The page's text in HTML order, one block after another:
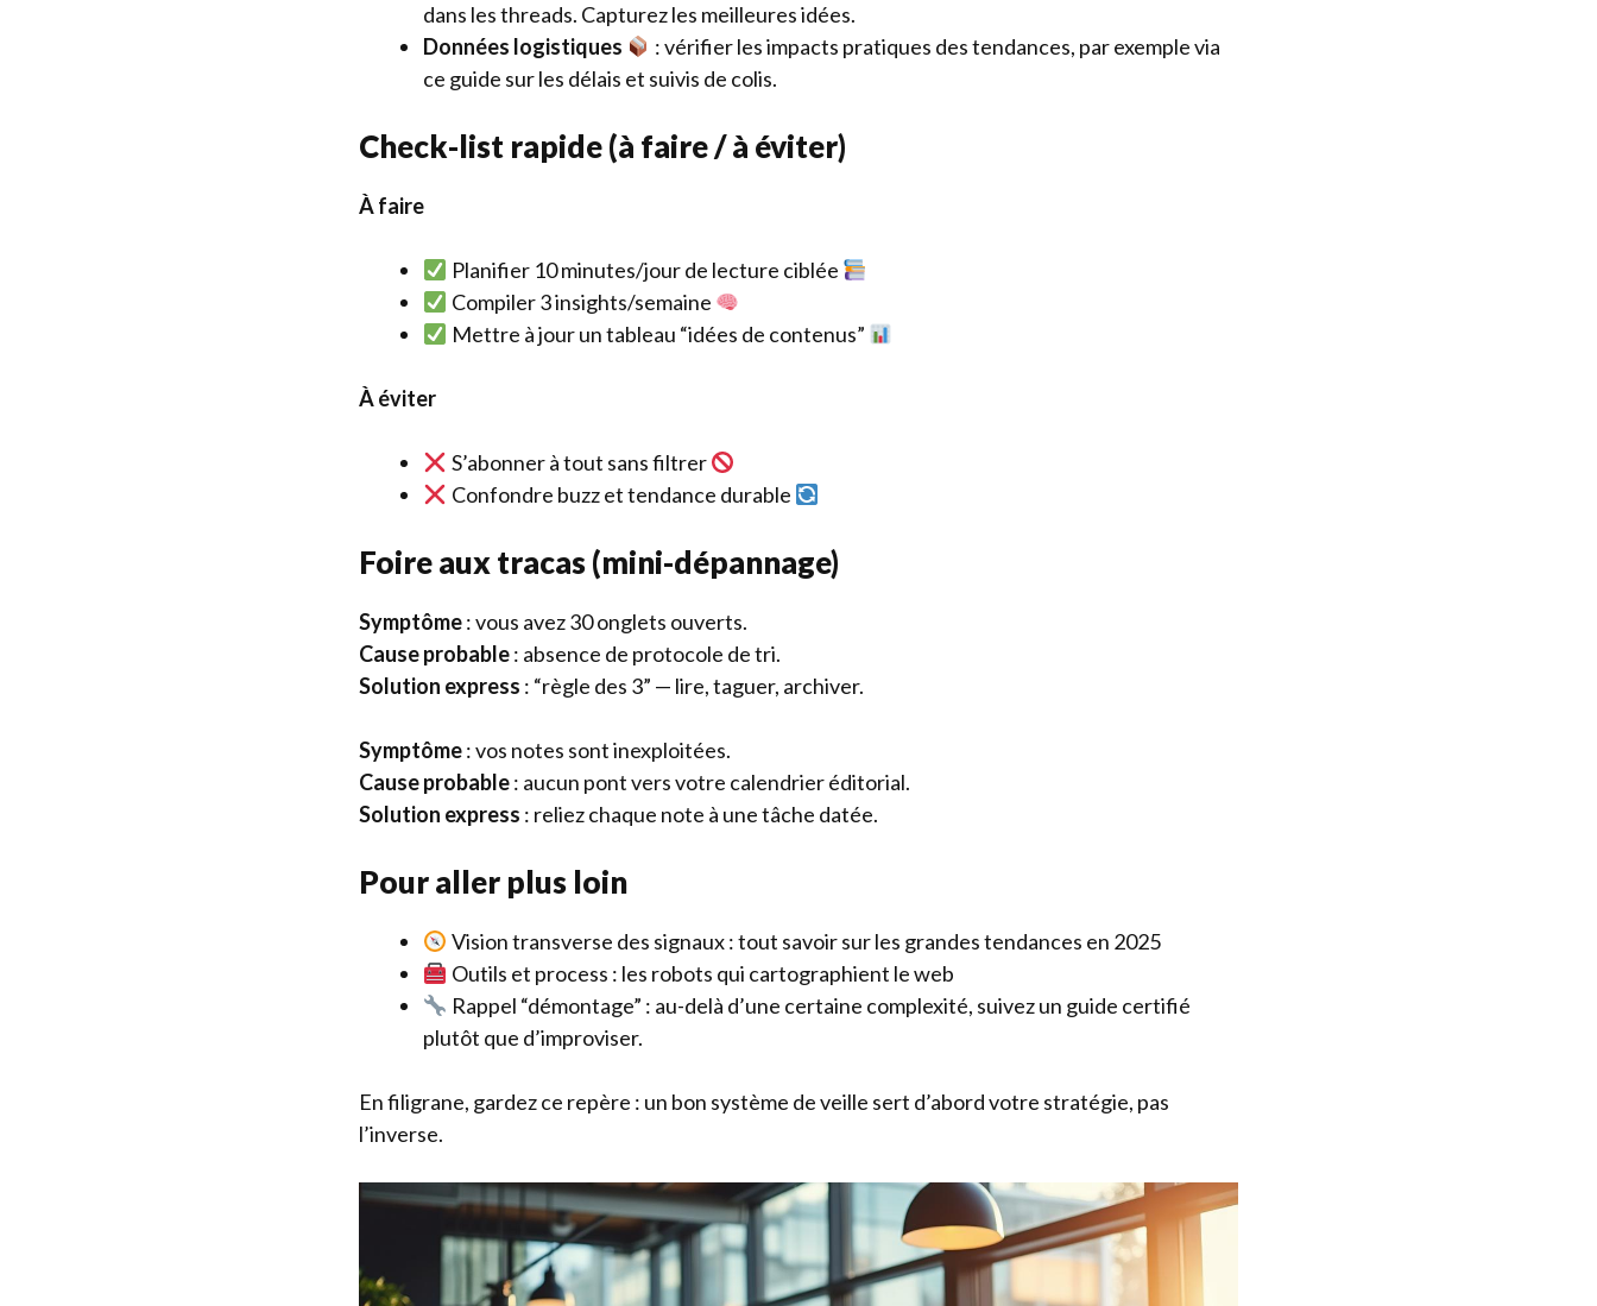
dans les threads. Capturez les meilleures idées.
Données logistiques
: vérifier les impacts pratiques des tendances, par exemple via
ce guide sur les délais et suivis de colis.
Check-list rapide (à faire / à éviter)
À faire
Planifier 10 minutes/jour de lecture ciblée
Compiler 3 insights/semaine
Mettre à jour un tableau “idées de contenus”
À éviter
S’abonner à tout sans filtrer
Confondre buzz et tendance durable
Foire aux tracas (mini-dépannage)
Symptôme: vous avez 30 onglets ouverts.
Cause probable: absence de protocole de tri.
Solution express : “règle des 3” — lire, taguer, archiver.
Symptôme: vos notes sont inexploitées.
Cause probable: aucun pont vers votre calendrier éditorial.
Solution express : reliez chaque note à une tâche datée.
Pour aller plus loin
Vision transverse des signaux :tout savoir sur les grandes tendances en 2025
Outils et process : les robots qui cartographient le web
Rappel “démontage” : au-delà d’une certaine complexité, suivez un guide certifié
plutôt que d’improviser.
En filigrane, gardez ce repère : un bon système de veille sert d’abord votre stratégie, pas
l’inverse.